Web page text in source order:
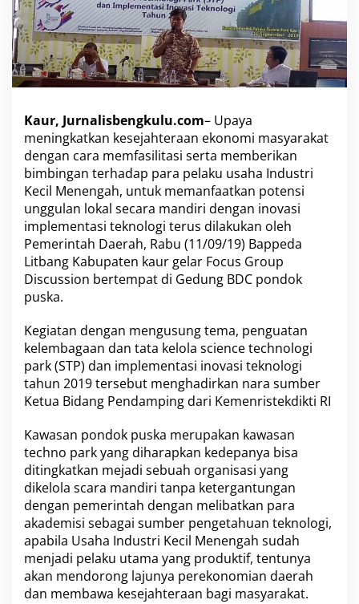
C
i
p
t
a
k
n
K
a
w
a
s
n
P
o
n
d
o
u
s
a
k
a
T
c
h
n
o
P
a
r
B
e
r
b
Kaur, Jurnalisbengkulu.com– Upaya
meningkatkan kesejahteraan ekonomi masyarakat
dengan cara memfasilitasi serta memberikan
bimbingan terhadap para pelaku usaha Industri
Kecil Menengah, untuk memanfaatkan potensi
unggulan lokal secara mandiri dengan inovasi
implementasi teknologi terus dilakukan oleh
Pemerintah Daerah, Rabu (11/09/19) Bappeda
Litbang Kabupaten kaur gelar Focus Group
Discussion bertempat di Gedung BDC pondok
puska.
Kegiatan dengan mengusung tema, penguatan
kelembagaan dan tata kelola science technologi
park (STP) dan implementasi inovasi teknologi
tahun 2019 tersebut menghadirkan nara sumber
Ketua Bidang Pendamping dari Kemenristekdikti RI
Kawasan pondok puska merupakan kawasan
techno park yang diharapkan kedepanya bisa
ditingkatkan mejadi sebuah organisasi yang
dikelola scara mandiri tanpa ketergantungan
dengan pemerintah dengan melibatkan para
akademisi sebagai sumber pengetahuan teknologi,
apabila Usaha Industri Kecil Menengah sudah
menjadi pelaku utama yang produktif, tentunya
akan mendorong lajunya perekonomian daerah
dan membawa kesejahteraan bagi masyarakat.